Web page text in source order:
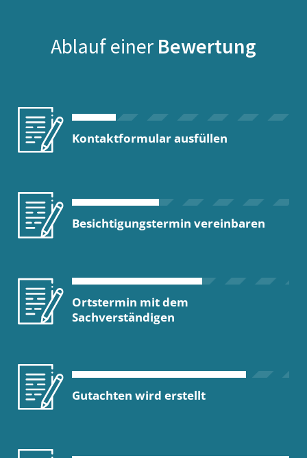
Ablauf einer Bewertung
Kontaktformular ausfüllen
Besichtigungstermin vereinbaren
Ortstermin mit dem
Sachverständigen
Gutachten wird erstellt